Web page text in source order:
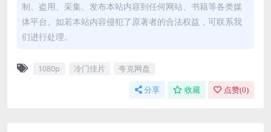
制、盗用、采集、发布本站内容到任何网站、书籍等各类媒
体平台。如若本站内容侵犯了原著者的合法权益，可联系我
们进行处理。
1080p 冷门佳片 夸克网盘
分享 收藏 点赞(0)